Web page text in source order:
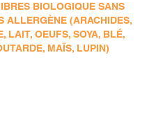
BIOLOGIQUE SANS
ALLERGÈNE (ARACHIDES,
LAIT, OEUFS, SOYA, BLÉ,
MAÏS, LUPIN)